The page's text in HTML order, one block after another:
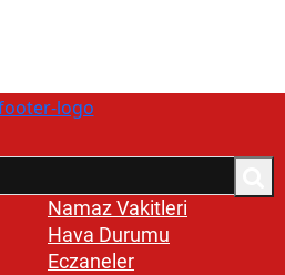
Namaz Vakitleri
Hava Durumu
Eczaneler